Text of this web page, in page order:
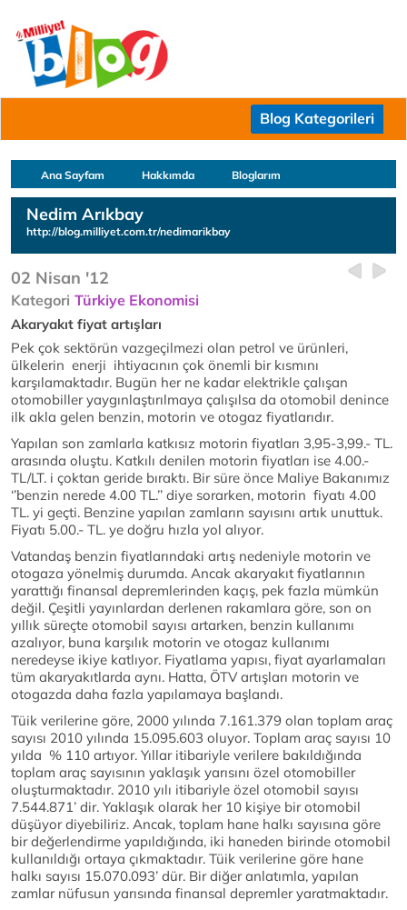
Blog Kategorileri
Ana Sayfam Hakkımda Bloglarım
Nedim Arıkbay
http://blog.milliyet.com.tr/nedimarikbay
02 Nisan '12
Kategori Türkiye Ekonomisi
Akaryakıt fiyat artışları
Pek çok sektörün vazgeçilmezi olan petrol ve ürünleri,
ülkelerin enerji ihtiyacının çok önemli bir kısmını
karşılamaktadır. Bugün her ne kadar elektrikle çalışan
otomobiller yaygınlaştırılmaya çalışılsa da otomobil denince
ilk akla gelen benzin, motorin ve otogaz fiyatlarıdır.
Yapılan son zamlarla katkısız motorin fiyatları 3,95-3,99.- TL.
arasında oluştu. Katkılı denilen motorin fiyatları ise 4.00.-
TL/LT. i çoktan geride bıraktı. Bir süre önce Maliye Bakanımız
‘’benzin nerede 4.00 TL.’’ diye sorarken, motorin fiyatı 4.00
TL. yi geçti. Benzine yapılan zamların sayısını artık unuttuk.
Fiyatı 5.00.- TL. ye doğru hızla yol alıyor.
Vatandaş benzin fiyatlarındaki artış nedeniyle motorin ve
otogaza yönelmiş durumda. Ancak akaryakıt fiyatlarının
yarattığı finansal depremlerinden kaçış, pek fazla mümkün
değil. Çeşitli yayınlardan derlenen rakamlara göre, son on
yıllık süreçte otomobil sayısı artarken, benzin kullanımı
azalıyor, buna karşılık motorin ve otogaz kullanımı
neredeyse ikiye katlıyor. Fiyatlama yapısı, fiyat ayarlamaları
tüm akaryakıtlarda aynı. Hatta, ÖTV artışları motorin ve
otogazda daha fazla yapılamaya başlandı.
Tüik verilerine göre, 2000 yılında 7.161.379 olan toplam araç
sayısı 2010 yılında 15.095.603 oluyor. Toplam araç sayısı 10
yılda % 110 artıyor. Yıllar itibariyle verilere bakıldığında
toplam araç sayısının yaklaşık yarısını özel otomobiller
oluşturmaktadır. 2010 yılı itibariyle özel otomobil sayısı
7.544.871’ dir. Yaklaşık olarak her 10 kişiye bir otomobil
düşüyor diyebiliriz. Ancak, toplam hane halkı sayısına göre
bir değerlendirme yapıldığında, iki haneden birinde otomobil
kullanıldığı ortaya çıkmaktadır. Tüik verilerine göre hane
halkı sayısı 15.070.093’ dür. Bir diğer anlatımla, yapılan
zamlar nüfusun yarısında finansal depremler yaratmaktadır.